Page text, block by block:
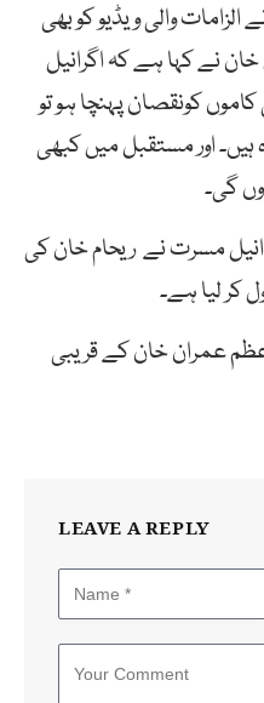
الزاماتوالیویڈیوکوبھی
خاننےکہاہےکہاگرانیل
کاموںکونقصانپہنچاہوتو
ہیں۔اورمستقبلمیںکبھی
گی۔
انیلمسرتنے ریحامخانکی
کرلیا ہے۔
عمرانخانکےقریبی
LEAVE A REPLY